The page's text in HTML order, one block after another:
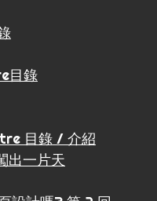
目錄
目錄 / 介紹
出一片天